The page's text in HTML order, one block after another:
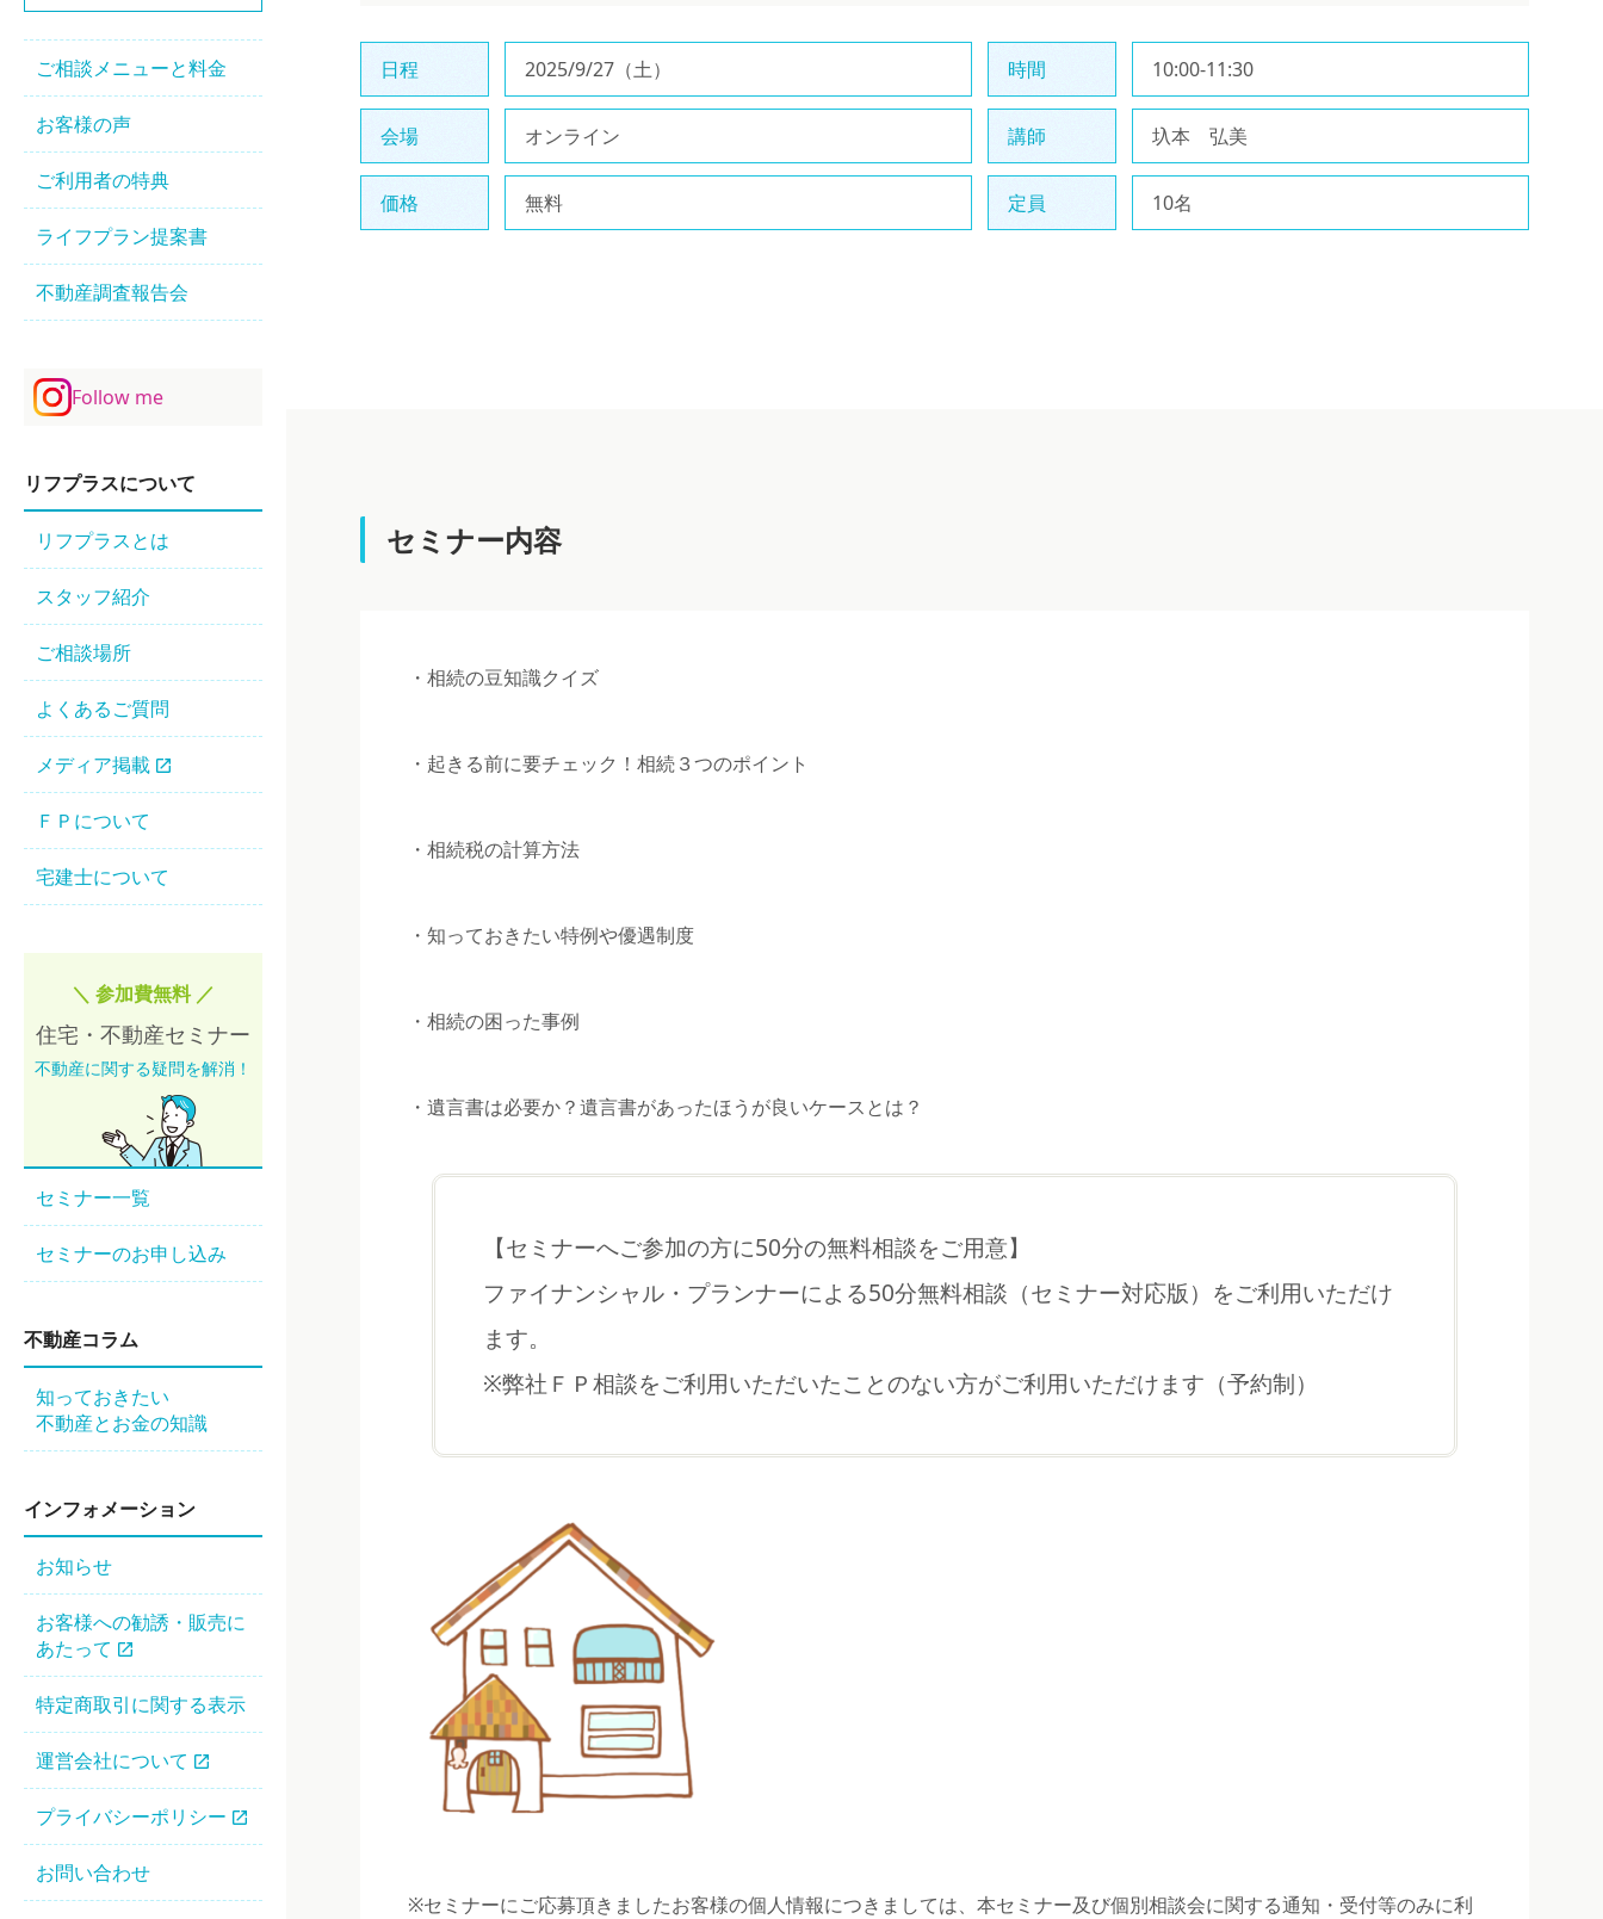
日程 2025/9/27（土） 時間 10:00-11:30
会場 オンライン 講師 圦本 弘美
価格 無料 定員 10名
セミナー内容
・相続の豆知識クイズ
・起きる前に要チェック！相続３つのポイント
・相続税の計算方法
・知っておきたい特例や優遇制度
・相続の困った事例
・遺言書は必要か？遺言書があったほうが良いケースとは？
【セミナーへご参加の方に50分の無料相談をご用意】
ファイナンシャル・プランナーによる50分無料相談（セミナー対応版）をご利用いただけ
ます。
※弊社ＦＰ相談をご利用いただいたことのない方がご利用いただけます（予約制）
※セミナーにご応募頂きましたお客様の個人情報につきましては、本セミナー及び個別相談会に関する通知・受付等のみに利
ご相談メニューと料金
お客様の声
ご利用者の特典
ライフプラン提案書
不動産調査報告会
Follow me
リフプラスについて
リフプラスとは
スタッフ紹介
ご相談場所
よくあるご質問
メディア掲載
ＦＰについて
宅建士について
＼ 参加費無料 ／
住宅・不動産セミナー
不動産に関する疑問を解消！
セミナー一覧
セミナーのお申し込み
不動産コラム
知っておきたい
不動産とお金の知識
インフォメーション
お知らせ
お客様への勧誘・販売に
あたって
特定商取引に関する表示
運営会社について
プライバシーポリシー
お問い合わせ